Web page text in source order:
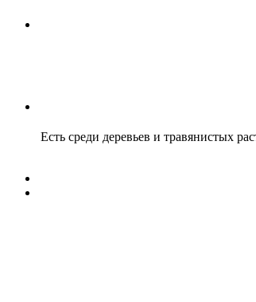
Есть среди деревьев и травянистых